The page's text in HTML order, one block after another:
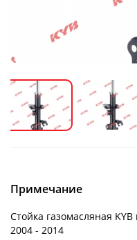
Примечание
Стойка газомасляная
2004 - 2014